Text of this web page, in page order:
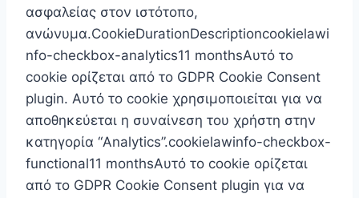
ασφαλείας στον ιστότοπο,
ανώνυμα.CookieDurationDescriptioncookielawi
nfo-checkbox-analytics11 monthsΑυτό το
cookie ορίζεται από το GDPR Cookie Consent
plugin. Αυτό το cookie χρησιμοποιείται για να
αποθηκεύεται η συναίνεση του χρήστη στην
κατηγορία “Analytics”.cookielawinfo-checkbox-
functional11 monthsΑυτό το cookie ορίζεται
από το GDPR Cookie Consent plugin για να